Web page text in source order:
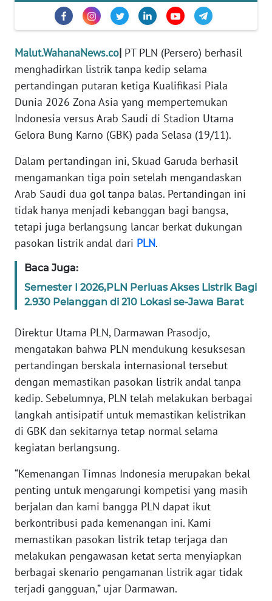
Malut.WahanaNews.co| PT PLN (Persero) berhasil
menghadirkan listrik tanpa kedip selama
pertandingan putaran ketiga Kualifikasi Piala
Dunia 2026 Zona Asia yang mempertemukan
Indonesia versus Arab Saudi di Stadion Utama
Gelora Bung Karno (GBK) pada Selasa (19/11).
Dalam pertandingan ini, Skuad Garuda berhasil
mengamankan tiga poin setelah mengandaskan
Arab Saudi dua gol tanpa balas. Pertandingan ini
tidak hanya menjadi kebanggan bagi bangsa,
tetapi juga berlangsung lancar berkat dukungan
pasokan listrik andal dari PLN.
Baca Juga:
Semester I 2026,PLN Perluas Akses Listrik Bagi
2.930 Pelanggan di 210 Lokasi se-Jawa Barat
Direktur Utama PLN, Darmawan Prasodjo,
mengatakan bahwa PLN mendukung kesuksesan
pertandingan berskala internasional tersebut
dengan memastikan pasokan listrik andal tanpa
kedip. Sebelumnya, PLN telah melakukan berbagai
langkah antisipatif untuk memastikan kelistrikan
di GBK dan sekitarnya tetap normal selama
kegiatan berlangsung.
“Kemenangan Timnas Indonesia merupakan bekal
penting untuk mengarungi kompetisi yang masih
berjalan dan kami bangga PLN dapat ikut
berkontribusi pada kemenangan ini. Kami
memastikan pasokan listrik tetap terjaga dan
melakukan pengawasan ketat serta menyiapkan
berbagai skenario pengamanan listrik agar tidak
terjadi gangguan,” ujar Darmawan.
PEDOMAN
REDAKSI
KARIR
DISCLAIMER
Wahana
News
Regional
WN
SUMUT
WN
WN
BANTEN
WN
NTT
WN
WN
PAPUA
WN
PAPUA
BARAT
WN